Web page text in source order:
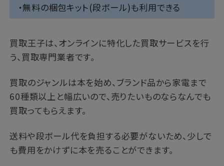
・無料の梱包キット(段ボール)も利用できる
買取王子は、オンラインに特化した買取サービスを行
う、買取専門業者です。
買取のジャンルは本を始め、ブランド品から家電まで
60種類以上と幅広いので、売りたいものならなんでも
買取ってもらえます。
送料や段ボール代を負担する必要がないため、少しで
も費用をかけずに本を売ることができます。